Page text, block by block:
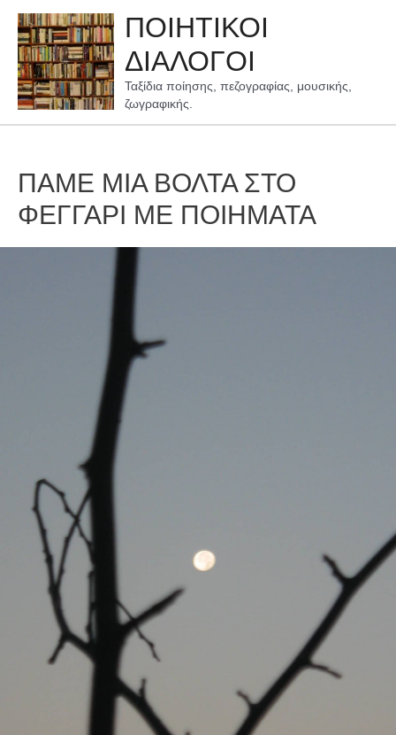
περιεχόμενο
ΠΟΙΗΤΙΚΟΙ
ΔΙΑΛΟΓΟΙ
Ταξίδια ποίησης, πεζογραφίας, μουσικής,
ζωγραφικής.
ΠΑΜΕ ΜΙΑ ΒΟΛΤΑ ΣΤΟ
ΦΕΓΓΑΡΙ ΜΕ ΠΟΙΗΜΑΤΑ